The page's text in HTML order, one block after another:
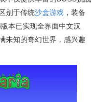
别于传统沙盒游戏 ，装备
本已实现全界面中文汉
未知的奇幻世界，感兴趣